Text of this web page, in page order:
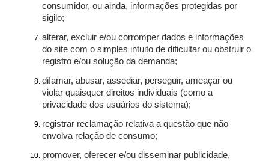
consumidor, ou ainda, informações protegidas por
sigilo;
alterar, excluir e/ou corromper dados e informações
do site com o simples intuito de dificultar ou obstruir o
registro e/ou solução da demanda;
difamar, abusar, assediar, perseguir, ameaçar ou
violar quaisquer direitos individuais (como a
privacidade dos usuários do sistema);
registrar reclamação relativa a questão que não
envolva relação de consumo;
promover, oferecer e/ou disseminar publicidade,